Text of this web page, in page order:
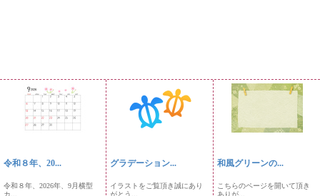
令和８年、20...
令和８年、2026年、9月横型
グラデーション...
イラストをご覧頂き誠にあり
和風グリーンの...
こちらのページを開いて頂き